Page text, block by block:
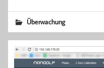
Überwachung